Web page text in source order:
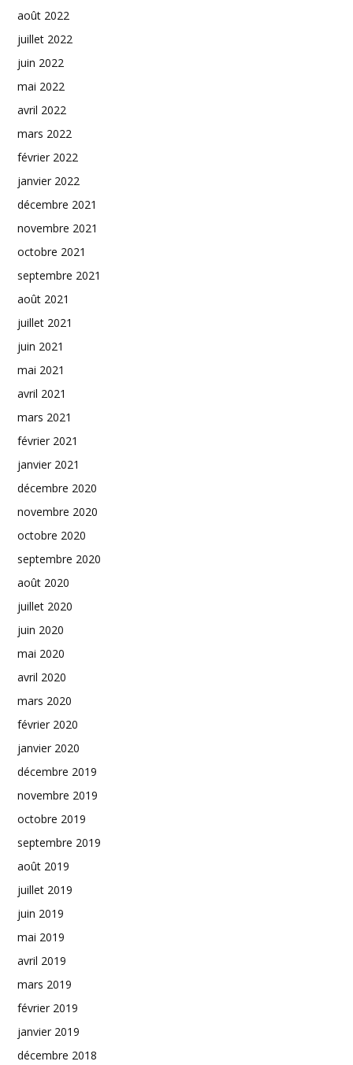
août 2022
juillet 2022
juin 2022
mai 2022
avril 2022
mars 2022
février 2022
janvier 2022
décembre 2021
novembre 2021
octobre 2021
septembre 2021
août 2021
juillet 2021
juin 2021
mai 2021
avril 2021
mars 2021
février 2021
janvier 2021
décembre 2020
novembre 2020
octobre 2020
septembre 2020
août 2020
juillet 2020
juin 2020
mai 2020
avril 2020
mars 2020
février 2020
janvier 2020
décembre 2019
novembre 2019
octobre 2019
septembre 2019
août 2019
juillet 2019
juin 2019
mai 2019
avril 2019
mars 2019
février 2019
janvier 2019
décembre 2018